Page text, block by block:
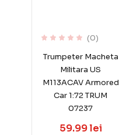
(0)
Trumpeter Macheta
Militara US
M113ACAV Armored
Car 1:72 TRUM
07237
59.99 lei